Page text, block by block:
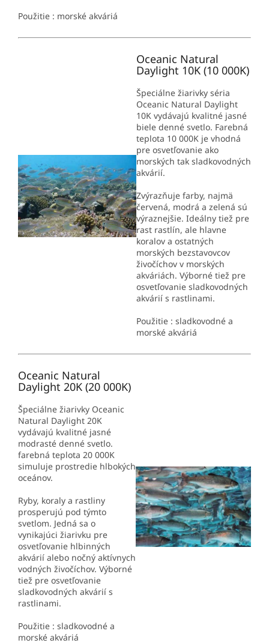
Použitie : morské akváriá
Oceanic Natural
Daylight 10K (10 000K)
Špeciálne žiarivky séria
Oceanic Natural Daylight
10K vydávajú kvalitné jasné
biele denné svetlo. Farebná
teplota 10 000K je vhodná
pre osvetľovanie ako
morských tak sladkovodných
akvárií.
Zvýrazňuje farby, najmä
červená, modrá a zelená sú
výraznejšie. Ideálny tiež pre
rast rastlín, ale hlavne
koralov a ostatných
morských bezstavovcov
živočíchov v morských
akváriách. Výborné tiež pre
osvetľovanie sladkovodných
akvárií s rastlinami.
Použitie : sladkovodné a
morské akváriá
Oceanic Natural
Daylight 20K (20 000K)
Špeciálne žiarivky Oceanic
Natural Daylight 20K
vydávajú kvalitné jasné
modrasté denné svetlo.
farebná teplota 20 000K
simuluje prostredie hlbokých
oceánov.
Ryby, koraly a rastliny
prosperujú pod týmto
svetlom. Jedná sa o
vynikajúci žiarivku pre
osvetľovanie hlbinných
akvárií alebo nočný aktívnych
vodných živočíchov. Výborné
tiež pre osvetľovanie
sladkovodných akvárií s
rastlinami.
Použitie : sladkovodné a
morské akváriá